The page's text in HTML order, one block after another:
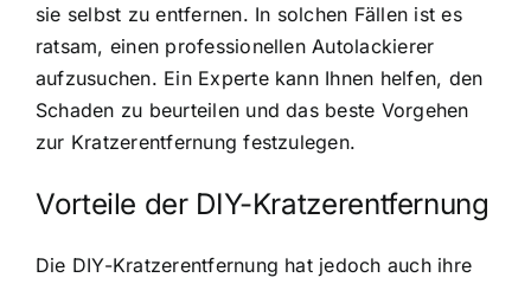
sie selbst zu entfernen. In solchen Fällen ist es
ratsam, einen professionellen Autolackierer
aufzusuchen. Ein Experte kann Ihnen helfen, den
Schaden zu beurteilen und das beste Vorgehen
zur Kratzerentfernung festzulegen.
Vorteile der DIY-Kratzerentfernung
Die DIY-Kratzerentfernung hat jedoch auch ihre